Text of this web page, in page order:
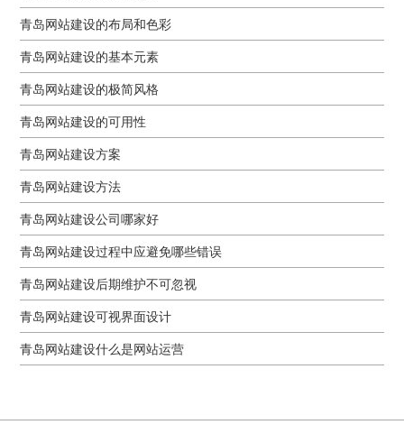
青岛网站建设的布局和色彩
青岛网站建设的基本元素
青岛网站建设的极简风格
青岛网站建设的可用性
青岛网站建设方案
青岛网站建设方法
青岛网站建设公司哪家好
青岛网站建设过程中应避免哪些错误
青岛网站建设后期维护不可忽视
青岛网站建设可视界面设计
青岛网站建设什么是网站运营